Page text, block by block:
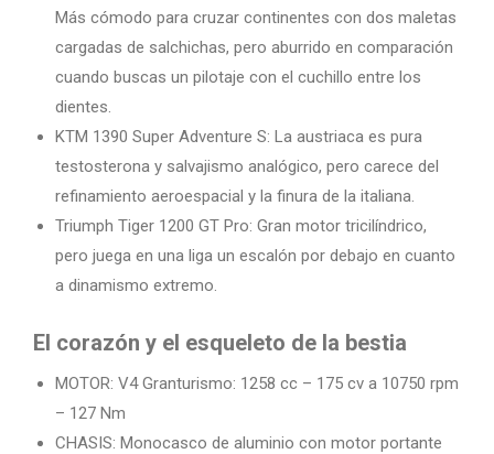
Más cómodo para cruzar continentes con dos maletas
cargadas de salchichas, pero aburrido en comparación
cuando buscas un pilotaje con el cuchillo entre los
dientes.
KTM 1390 Super Adventure S: La austriaca es pura
testosterona y salvajismo analógico, pero carece del
refinamiento aeroespacial y la finura de la italiana.
Triumph Tiger 1200 GT Pro: Gran motor tricilíndrico,
pero juega en una liga un escalón por debajo en cuanto
a dinamismo extremo.
El corazón y el esqueleto de la bestia
MOTOR: V4 Granturismo: 1258 cc – 175 cv a 10750 rpm
– 127 Nm
CHASIS: Monocasco de aluminio con motor portante